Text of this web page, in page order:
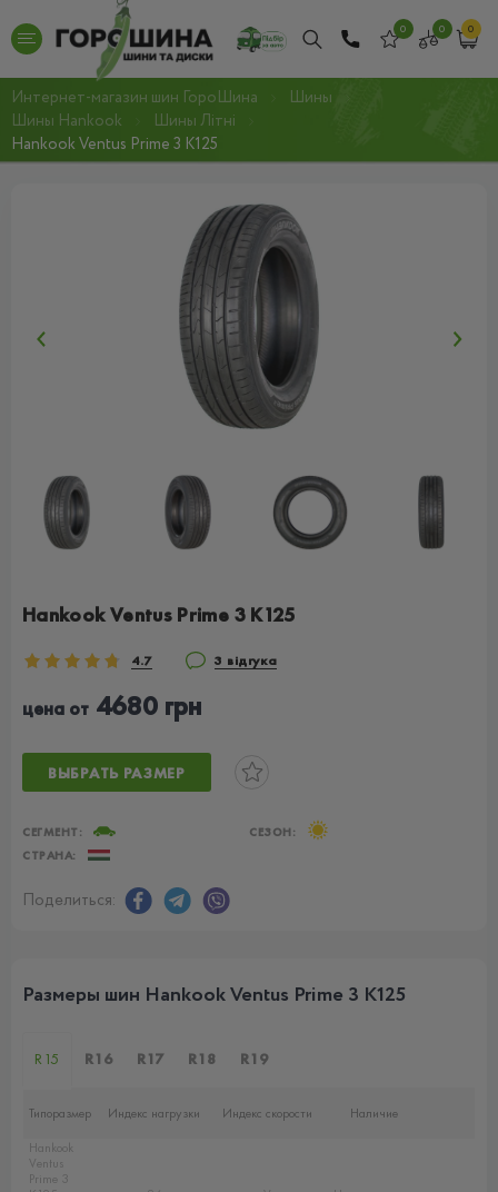
0 0 0
Интернет-магазин шин ГороШина
Шины
Шины Hankook
Шины Літні
Hankook Ventus Prime 3 K125
Hankook Ventus Prime 3 K125
4.7 3 відгука
цена от 4680 грн
ВЫБРАТЬ РАЗМЕР
СЕГМЕНТ:
СЕЗОН:
СТРАНА:
Поделиться:
Размеры шин Hankook Ventus Prime 3 K125
R15 R16 R17 R18 R19
Типоразмер Индекс нагрузки Индекс скорости
Наличие
Hankook
Ventus
Prime 3